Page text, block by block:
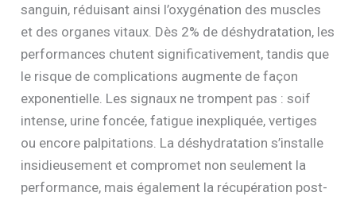
sanguin, réduisant ainsi l’oxygénation des muscles
et des organes vitaux. Dès 2% de déshydratation, les
performances chutent significativement, tandis que
le risque de complications augmente de façon
exponentielle. Les signaux ne trompent pas : soif
intense, urine foncée, fatigue inexpliquée, vertiges
ou encore palpitations. La déshydratation s’installe
insidieusement et compromet non seulement la
performance, mais également la récupération post-